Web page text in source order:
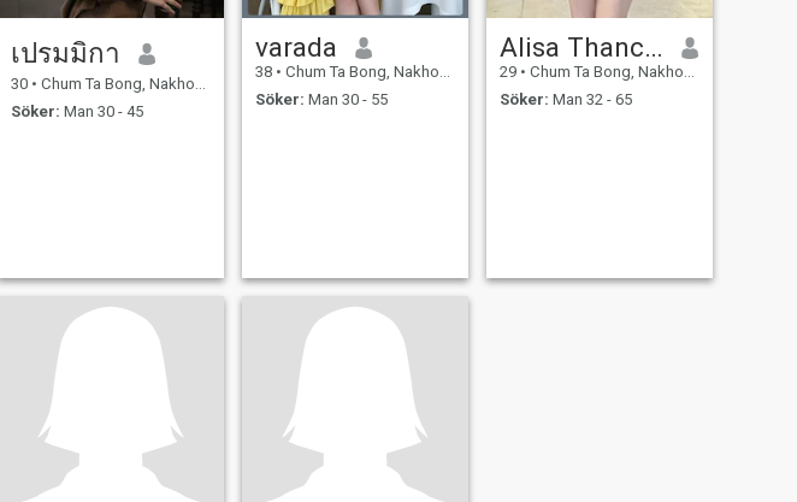
เปรมมิกา
30 • Chum Ta Bong, Nakhon Sawan, Thailand
Söker: Man 30 - 45
varada
38 • Chum Ta Bong, Nakhon Sawan, Thailand
Söker: Man 30 - 55
Alisa Thanchanok
29 • Chum Ta Bong, Nakhon Sawan, Thailand
Söker: Man 32 - 65